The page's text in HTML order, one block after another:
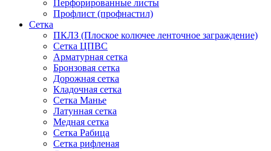
Перфорированные листы
Профлист (профнастил)
Сетка
ПКЛЗ (Плоское колючее ленточное заграждение)
Сетка ЦПВС
Арматурная сетка
Бронзовая сетка
Дорожная сетка
Кладочная сетка
Сетка Манье
Латунная сетка
Медная сетка
Сетка Рабица
Сетка рифленая